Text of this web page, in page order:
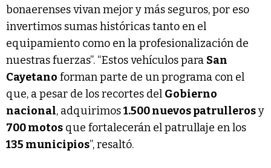
bonaerenses vivan mejor y más seguros, por eso
invertimos sumas históricas tanto en el
equipamiento como en la profesionalización de
nuestras fuerzas”. “Estos vehículos para San
Cayetano forman parte de un programa con el
que, a pesar de los recortes del Gobierno
nacional, adquirimos1.500 nuevos patrullerosy
700 motos que fortalecerán el patrullaje en los
135 municipios”, resaltó.